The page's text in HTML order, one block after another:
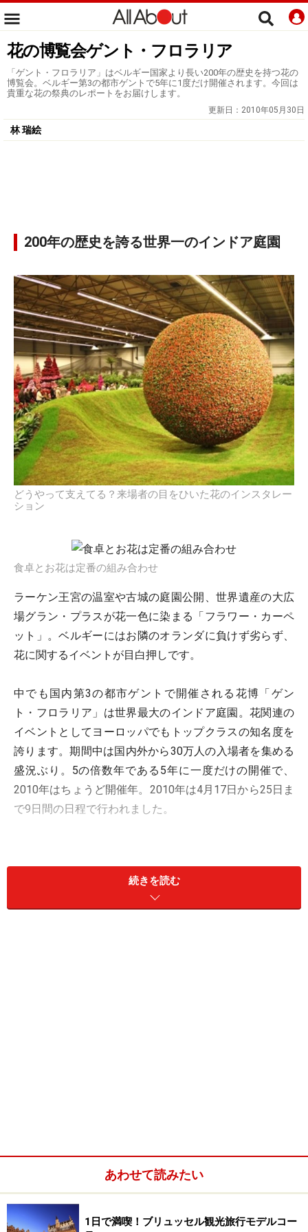
花の博覧会ゲント・フロラリア
「ゲント・フロラリア」はベルギー国家より長い200年の歴史を持つ花の
博覧会。ベルギー第3の都市ゲントで5年に1度だけ開催されます。今回は
貴重な花の祭典のレポートをお届けします。
更新日： 2010年05月30日
林 瑞絵
200年の歴史を誇る世界一のインドア庭園
どうやって支えてる？来場者の目をひいた花のインスタレー
ション
食卓とお花は定番の組み合わせ
ラーケン王宮の温室や古城の庭園公開、世界遺産の大広
場グラン・プラスが花一色に染まる「フラワー・カーペ
ット」。ベルギーにはお隣のオランダに負けず劣らず、
花に関するイベントが目白押しです。
中でも国内第3の都市ゲントで開催される花博「ゲン
ト・フロラリア」は世界最大のインドア庭園。花関連の
イベントとしてヨーロッパでもトップクラスの知名度を
誇ります。期間中は国内外から30万人の入場者を集める
盛況ぶり。5の倍数年である5年に一度だけの開催で、
2010年はちょうど開催年。2010年は4月17日から25日ま
で9日間の日程で行われました。
幻想的な木のシルエットのもとで一休み
ちょっと落ち着かない豪華なテーブル
続きを読む
あわせて読みたい
1日で満喫！ブリュッセル観光旅行モデルコー